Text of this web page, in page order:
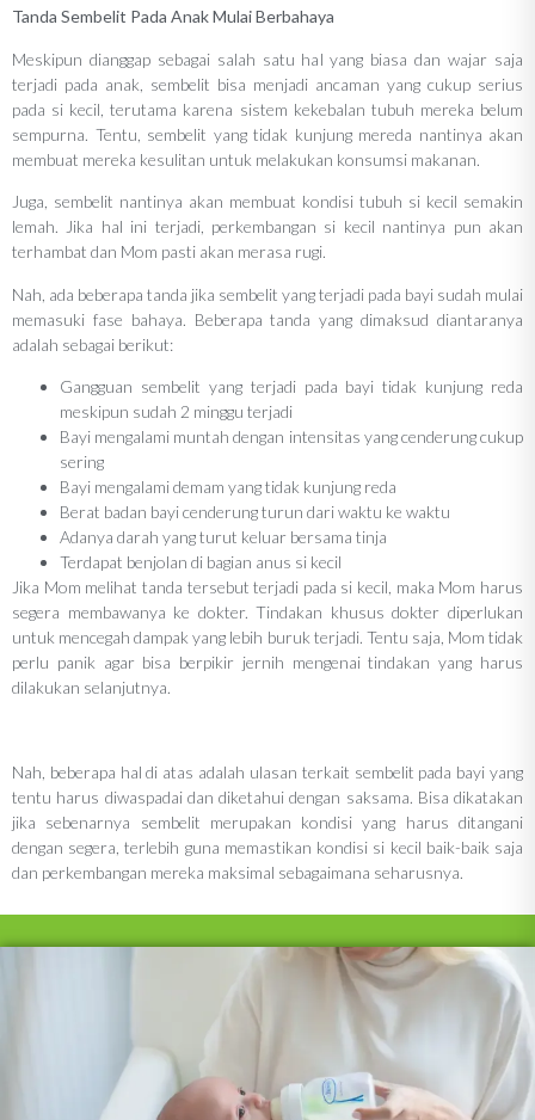
Tanda Sembelit Pada Anak Mulai Berbahaya
Meskipun dianggap sebagai salah satu hal yang biasa dan wajar saja
terjadi pada anak, sembelit bisa menjadi ancaman yang cukup serius
pada si kecil, terutama karena sistem kekebalan tubuh mereka belum
sempurna. Tentu, sembelit yang tidak kunjung mereda nantinya akan
membuat mereka kesulitan untuk melakukan konsumsi makanan.
Juga, sembelit nantinya akan membuat kondisi tubuh si kecil semakin
lemah. Jika hal ini terjadi, perkembangan si kecil nantinya pun akan
terhambat dan Mom pasti akan merasa rugi.
Nah, ada beberapa tanda jika sembelit yang terjadi pada bayi sudah mulai
memasuki fase bahaya. Beberapa tanda yang dimaksud diantaranya
adalah sebagai berikut:
Gangguan sembelit yang terjadi pada bayi tidak kunjung reda
meskipun sudah 2 minggu terjadi
Bayi mengalami muntah dengan intensitas yang cenderung cukup
sering
Bayi mengalami demam yang tidak kunjung reda
Berat badan bayi cenderung turun dari waktu ke waktu
Adanya darah yang turut keluar bersama tinja
Terdapat benjolan di bagian anus si kecil
Jika Mom melihat tanda tersebut terjadi pada si kecil, maka Mom harus
segera membawanya ke dokter. Tindakan khusus dokter diperlukan
untuk mencegah dampak yang lebih buruk terjadi. Tentu saja, Mom tidak
perlu panik agar bisa berpikir jernih mengenai tindakan yang harus
dilakukan selanjutnya.
Nah, beberapa hal di atas adalah ulasan terkait sembelit pada bayi yang
tentu harus diwaspadai dan diketahui dengan saksama. Bisa dikatakan
jika sebenarnya sembelit merupakan kondisi yang harus ditangani
dengan segera, terlebih guna memastikan kondisi si kecil baik-baik saja
dan perkembangan mereka maksimal sebagaimana seharusnya.